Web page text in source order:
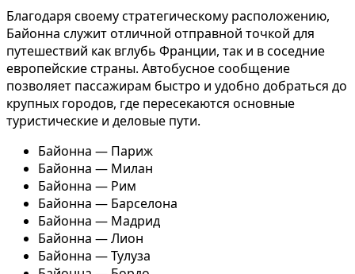
Благодаря своему стратегическому расположению,
Байонна служит отличной отправной точкой для
путешествий как вглубь Франции, так и в соседние
европейские страны. Автобусное сообщение
позволяет пассажирам быстро и удобно добраться до
крупных городов, где пересекаются основные
туристические и деловые пути.
Байонна — Париж
Байонна — Милан
Байонна — Рим
Байонна — Барселона
Байонна — Мадрид
Байонна — Лион
Байонна — Тулуза